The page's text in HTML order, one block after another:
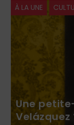
À LA UNE
Une
Velázquez